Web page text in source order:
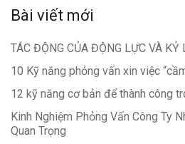
Bài viết mới
TÁC ĐỘNG CỦA ĐỘNG LỰC VÀ KỶ
10 Kỹ năng phỏng vấn xin việc
12 kỹ năng cơ bản để thành công
Kinh Nghiệm Phỏng Vấn Công Ty
Quan Trọng